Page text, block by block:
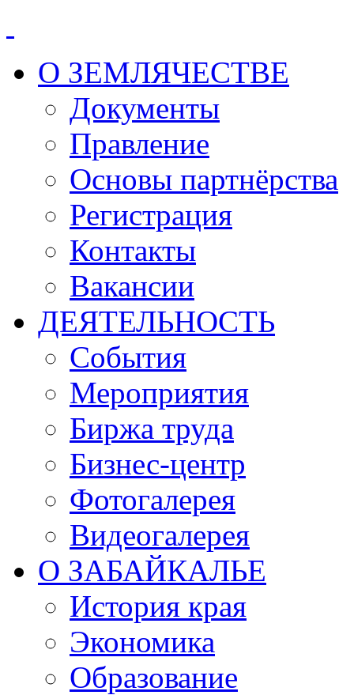
О ЗЕМЛЯЧЕСТВЕ
Документы
Правление
Основы партнёрства
Регистрация
Контакты
Вакансии
ДЕЯТЕЛЬНОСТЬ
События
Мероприятия
Биржа труда
Бизнес-центр
Фотогалерея
Видеогалерея
О ЗАБАЙКАЛЬЕ
История края
Экономика
Образование